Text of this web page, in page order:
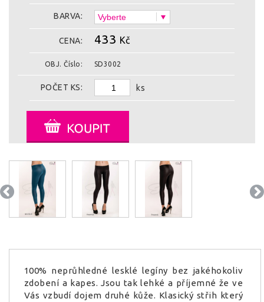
BARVA:
CENA: 433 Kč
OBJ. Číslo: SD3002
POČET KS: ks
100% neprůhledné lesklé legíny bez jakéhokoliv
zdobení a kapes. Jsou tak lehké a příjemné že ve
Vás vzbudí dojem druhé kůže. Klasický střih který